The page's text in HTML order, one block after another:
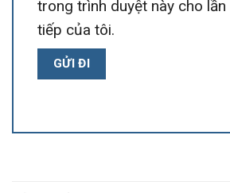
trong trình duyệt này cho lần
tiếp của tôi.